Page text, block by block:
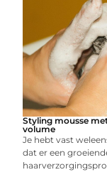
Styling mousse
volume
Je hebt vast
dat er een